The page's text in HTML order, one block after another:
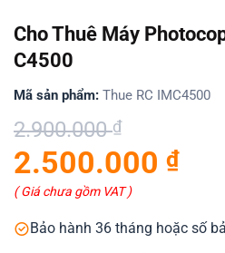
Cho Thuê Máy
C4500
Mã sản phẩm: Thue RC IMC4500
2.900.000₫
Giá
gốc
là:
2.900.000 ₫.
2.500.000 ₫
Giá
hiện
tại
là:
2.500.000 ₫.
( Giá chưa gồm VAT )
Bảo hành 36 tháng hoặc số